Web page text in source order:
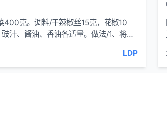
400克。调料/干辣椒丝15克，花椒10
汁、酱油、香油各适量。做法/1、将圆
LDP